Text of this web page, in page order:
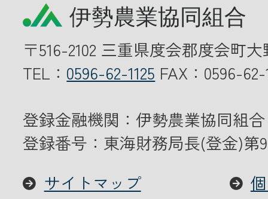
〒516-2102 三重県度会郡度会町
TEL： 0596-62-1125 FAX：0596-62-
登録金融機関：伊勢農業協同組合
登録番号：東海財務局長(登金)第
サイトマップ